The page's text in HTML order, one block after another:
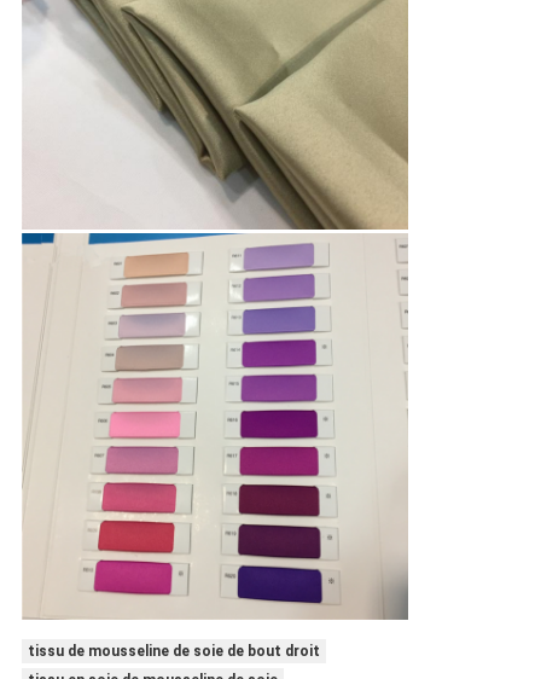
tissu de mousseline de soie de bout droit